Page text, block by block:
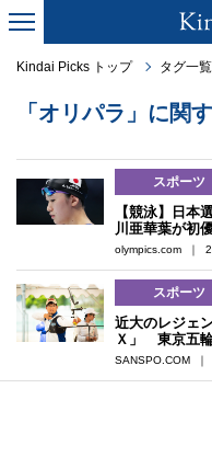
Kindai Picks トップ タグ一覧
「オリパラ」に関
スポーツ
【競泳】日本
川亜華葉が初
olympics.com ｜
スポーツ
近大のレジェ
Ｘ」 東京五
SANSPO.COM